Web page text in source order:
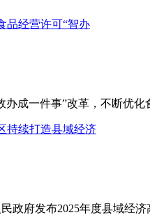
品经营许可“智办
成一件事”改革，不断优化
持续打造县域经济
府发布2025年度县域经济